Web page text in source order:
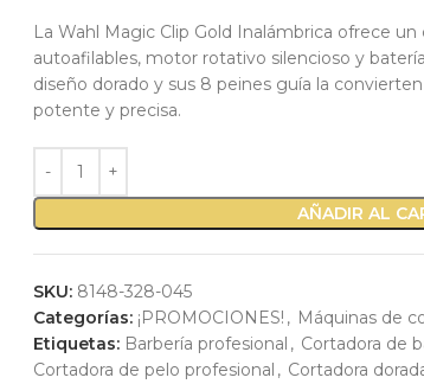
La Wahl Magic Clip Gold Inalámbrica ofrece
autoafilables, motor rotativo silencioso y
diseño dorado y sus 8 peines guía la
potente y precisa.
AÑADIR AL
SKU: 8148-328-045
Categorías: ¡PROMOCIONES! , Máquinas de
Etiquetas: Barbería profesional , Cortadora de
Cortadora de pelo profesional , Cortadora